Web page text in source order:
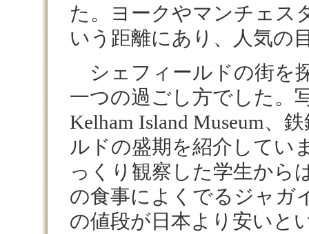
た。ヨークやマンチェス
いう距離にあり、人気の
シェフィールドの街を
一つの過ごし方でした。
Kelham Island Museum、
ルドの盛期を紹介してい
っくり観察した学生から
の食事によくでるジャガ
の値段が日本より安いと